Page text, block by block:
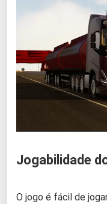
Jogabilidade
O jogo é fácil de